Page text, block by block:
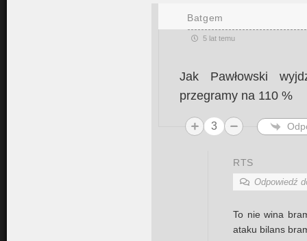
Batgem
5 lat temu
Jak Pawłowski
przegramy na 110 %
3
RTS
Odpowiedź
To nie wina
ataku bilans